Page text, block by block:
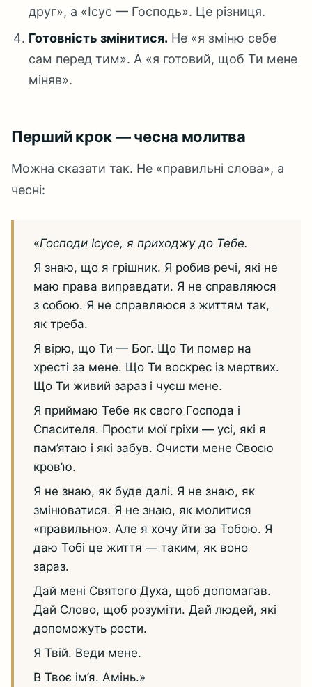
друг», а «Ісус — Господь». Це різниця.
Готовність змінитися. Не «я зміню себе
сам перед тим». А «я готовий, щоб Ти мене
міняв».
Перший крок — чесна молитва
Можна сказати так. Не «правильні слова», а
чесні:
«Господи Ісусе, я приходжу до Тебе.
Я знаю, що я грішник. Я робив речі, які не
маю права виправдати. Я не справляюся
з собою. Я не справляюся з життям так,
як треба.
Я вірю, що Ти — Бог. Що Ти помер на
хресті за мене. Що Ти воскрес із мертвих.
Що Ти живий зараз і чуєш мене.
Я приймаю Тебе як свого Господа і
Спасителя. Прости мої гріхи — усі, які я
пам’ятаю і які забув. Очисти мене Своєю
кров’ю.
Я не знаю, як буде далі. Я не знаю, як
змінюватися. Я не знаю, як молитися
«правильно». Але я хочу йти за Тобою. Я
даю Тобі це життя — таким, як воно
зараз.
Дай мені Святого Духа, щоб допомагав.
Дай Слово, щоб розуміти. Дай людей, які
допоможуть рости.
Я Твій. Веди мене.
В Твоє ім’я. Амінь.»